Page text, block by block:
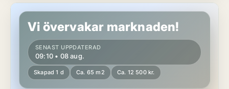
Lägenhet i Västerås
Vi övervakar marknaden!
SENAST UPPDATERAD
09:10 • 08 aug.
Skapad 1 d Ca. 65 m2 Ca. 12 500 kr.